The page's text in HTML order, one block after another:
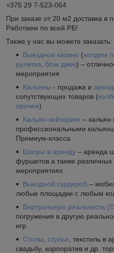
+375 29 7-523-064
При заказе от 20 м2 доставка в
Работаем по всей РБ!
Также у нас вы можете заказать:
Выездное казино (холдем
рулетка
блэк джек) –
мероприятия
Кальяны - продажа и
сопутствующих товаров (
прочее)
Кальян-кейтеринг – кальян
профессиональными
Премиум-класса
Шатры в аренду – аренда
фуршетов а также
мероприятиях
Выездной гардероб –
любые площадки с любым
Виртуальную реальность
погружения в другую
игр
Столы стулья , текстиль в
свадьбу, корпоратив и др.